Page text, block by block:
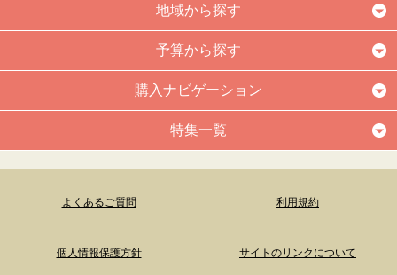
地域から探す
予算から探す
購入ナビゲーション
特集一覧
よくあるご質問 利用規約
個人情報保護方針 サイトのリンクについて